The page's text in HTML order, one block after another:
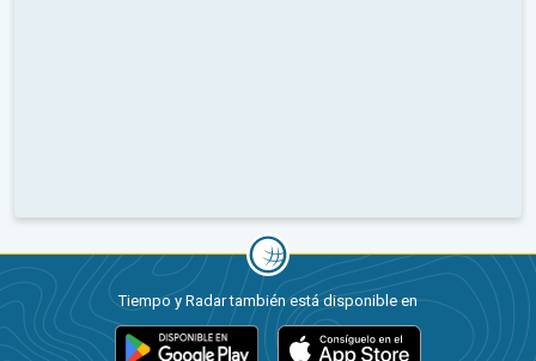
Tiempo y Radar también está disponible en